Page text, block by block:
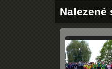
Nalezené